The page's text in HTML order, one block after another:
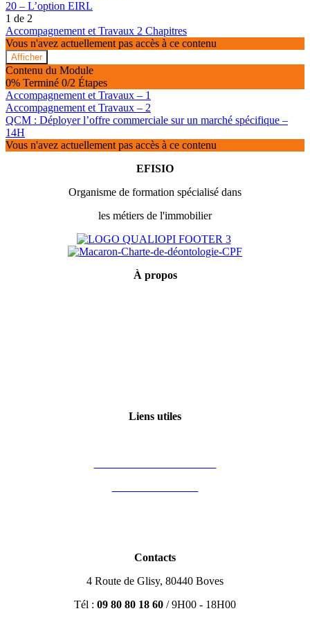
20 – L’option EIRL
1 de 2
Accompagnement et Travaux 2 Chapitres
Vous n'avez actuellement pas accès à ce contenu
Afficher
Accompagnement
et
Travaux
Contenu du Module
0% Terminé 0/2 Étapes
Accompagnement et Travaux – 1
Accompagnement et Travaux – 2
QCM : Déployer l’offre commerciale sur un marché spécifique –
14H
Vous n'avez actuellement pas accès à ce contenu
EFISIO
Organisme de formation spécialisé dans
les métiers de l'immobilier
À propos
Liens utiles
Contacts
4 Route de Glisy, 80440 Boves
Tél : 09 80 80 18 60 / 9H00 - 18H00